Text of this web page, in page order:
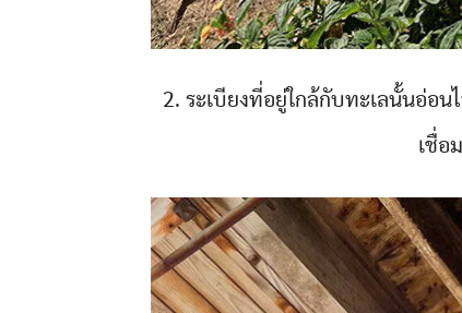
2. ระเบียงที่อยู่ใกล้กับทะเลนั้นอ่อ
เชื่อ